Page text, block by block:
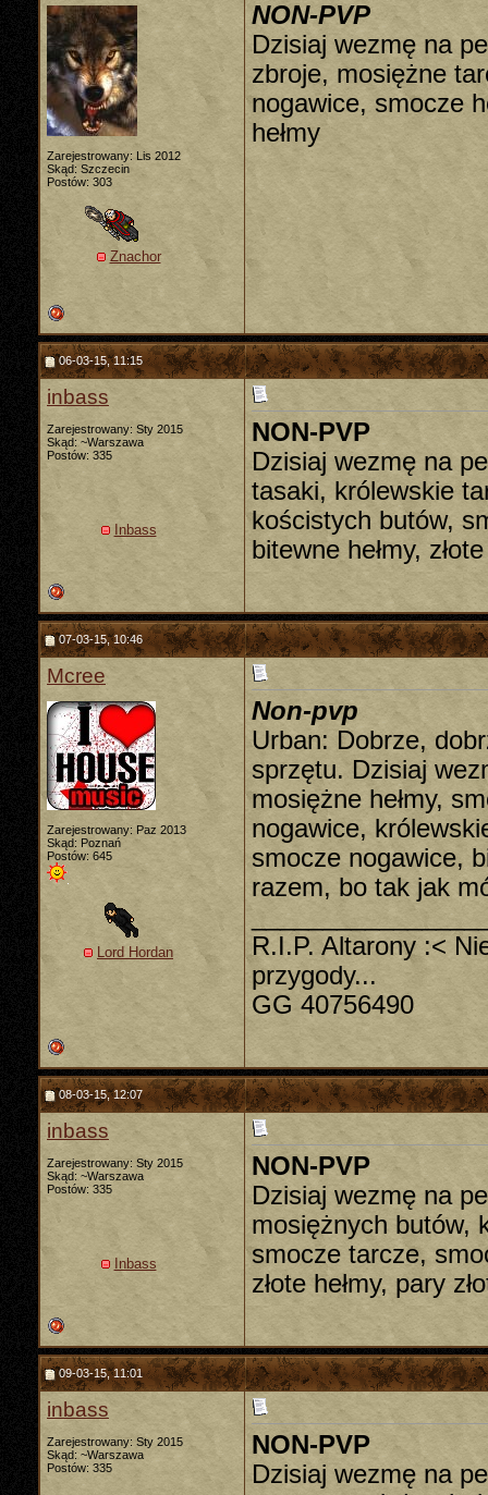
Zarejestrowany: Lis 2012
Skąd: Szczecin
Postów: 303
Znachor
NON-PVP
Dzisiaj wezmę na
zbroje, mosiężne
nogawice, smocze
hełmy
06-03-15, 11:15
inbass
Zarejestrowany: Sty 2015
Skąd: ~Warszawa
Postów: 335
Inbass
NON-PVP
Dzisiaj wezmę na
tasaki, królewskie
kościstych butów,
bitewne hełmy,
07-03-15, 10:46
Mcree
Zarejestrowany: Paz 2013
Skąd: Poznań
Postów: 645
Lord Hordan
Non-pvp
Urban: Dobrze,
sprzętu. Dzisiaj
mosiężne hełmy,
nogawice,
smocze nogawice,
razem, bo tak jak
R.I.P. Altarony :<
przygody...
GG 40756490
08-03-15, 12:07
inbass
Zarejestrowany: Sty 2015
Skąd: ~Warszawa
Postów: 335
Inbass
NON-PVP
Dzisiaj wezmę na
mosiężnych butów,
smocze tarcze,
złote hełmy, pary
09-03-15, 11:01
inbass
Zarejestrowany: Sty 2015
Skąd: ~Warszawa
Postów: 335
NON-PVP
Dzisiaj wezmę na